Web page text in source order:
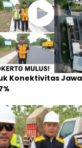
Konektivitas